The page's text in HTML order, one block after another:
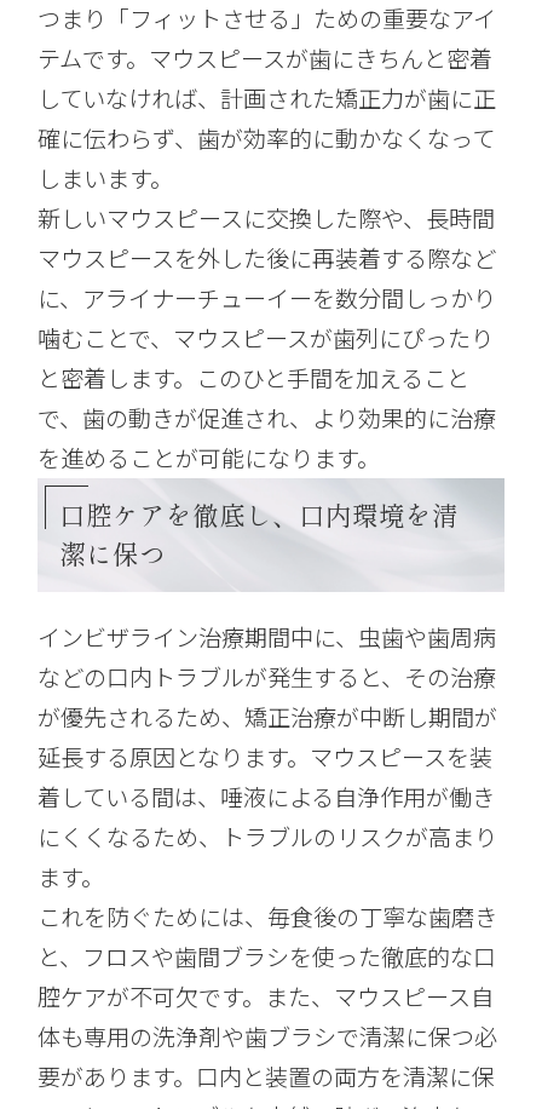
つまり「フィットさせる」ための重要なアイ
テムです。マウスピースが歯にきちんと密着
していなければ、計画された矯正力が歯に正
確に伝わらず、歯が効率的に動かなくなって
しまいます。
新しいマウスピースに交換した際や、長時間
マウスピースを外した後に再装着する際など
に、アライナーチューイーを数分間しっかり
噛むことで、マウスピースが歯列にぴったり
と密着します。このひと手間を加えること
で、歯の動きが促進され、より効果的に治療
を進めることが可能になります。
口腔ケアを徹底し、口内環境を清
潔に保つ
インビザライン治療期間中に、虫歯や歯周病
などの口内トラブルが発生すると、その治療
が優先されるため、矯正治療が中断し期間が
延長する原因となります。マウスピースを装
着している間は、唾液による自浄作用が働き
にくくなるため、トラブルのリスクが高まり
ます。
これを防ぐためには、毎食後の丁寧な歯磨き
と、フロスや歯間ブラシを使った徹底的な口
腔ケアが不可欠です。また、マウスピース自
体も専用の洗浄剤や歯ブラシで清潔に保つ必
要があります。口内と装置の両方を清潔に保